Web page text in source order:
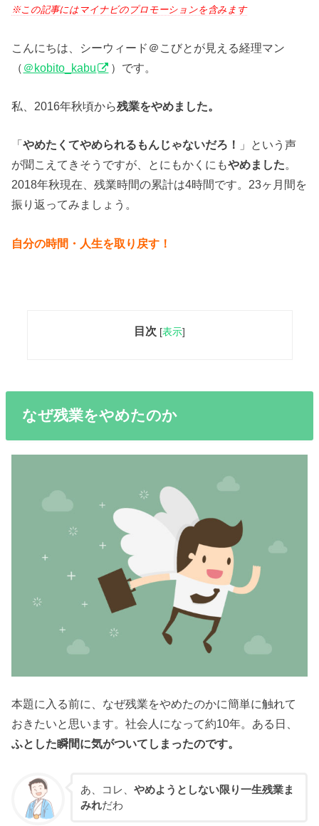
※この記事にはマイナビのプロモーションを含みます
こんにちは、シーウィード＠こびとが見える経理マン
（ ＠kobito_kabu ）です。
私、2016年秋頃から残業をやめました。
「やめたくてやめられるもんじゃないだろ！
」という声
が聞こえてきそうですが、とにもかくにもやめました。
2018年秋現在、残業時間の累計は4時間です。23ヶ月間を
振り返ってみましょう。
自分の時間・人生を取り戻す！
目次 [表示]
なぜ残業をやめたのか
本題に入る前に、なぜ残業をやめたのかに簡単に触れて
おきたいと思います。社会人になって約10年。ある日、
ふとした瞬間に気がついてしまったのです。
あ、コレ、 やめようとしない限り一生残業ま
みれだわ